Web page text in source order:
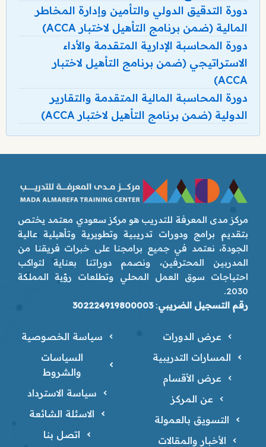
دورة التدقيق الدولي والتأمين وإدارة المخاطر
المالية (ضمن برنامج التأهيل لاختبار ACCA)
دورة المحاسبة الإدارية المتقدمة والأداء
الاستراتيجي (ضمن برنامج التأهيل لاختبار
ACCA)
دورة المحاسبة المالية المتقدمة والتقارير
الدولية (ضمن برنامج التأهيل لاختبار ACCA)
مركز مدى المعرفة للتدريب هو مركز سعودي معتمد يختص
بتقديم برامج ودورات تدريبية وتطويرية وتأهيلية عالية
الجودة، نعتمد في جميع برامجنا على خبرات فريقنا من
المدربين المحترفين، ونصمم دوراتنا بعناية لتواكب
احتياجات سوق العمل المحلي وتطلعات رؤية المملكة
2030.
رقم التسجيل الضريبي:
302224919800003
عرض الدورات
المسارات التدريبية
عرض الأقسام
عن المركز
التسويق بالعمولة
الأخبار والمقالات
سياسة الخصوصية
السياسات
والشروط
سياسة الاسترداد
الاسئلة الشائعة
اتصل بنا